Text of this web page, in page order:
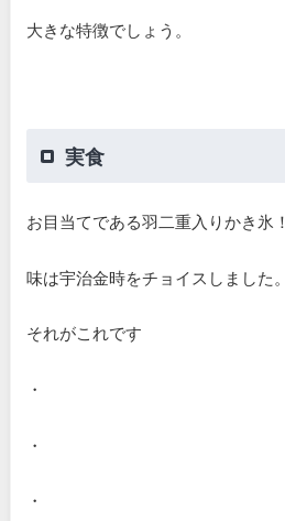
大きな特徴でしょう。
実食
お目当てである羽二重入りかき氷！
味は宇治金時をチョイスしました。
それがこれです
・
・
・